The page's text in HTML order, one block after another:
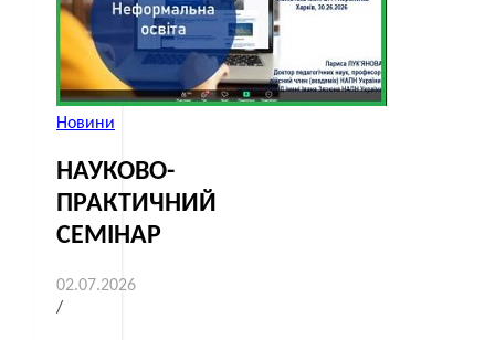
Новини
НАУКОВО-
ПРАКТИЧНИЙ
СЕМІНАР
02.07.2026
/